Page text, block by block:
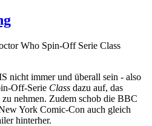
nicht immer und überall sein - also
Off-Serie Class dazu auf, das
nehmen. Zudem schob die BBC
York Comic-Con auch gleich
hinterher.